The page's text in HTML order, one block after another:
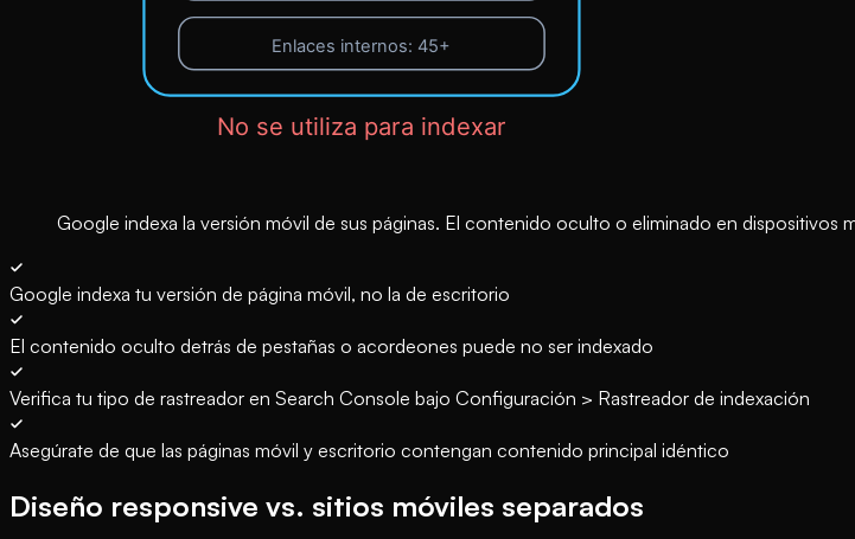
Google indexa la versión móvil de sus páginas. El contenido oculto o eliminado en dispositivos
Google indexa tu versión de página móvil, no la de escritorio
El contenido oculto detrás de pestañas o acordeones puede no ser indexado
Verifica tu tipo de rastreador en Search Console bajo Configuración > Rastreador de indexación
Asegúrate de que las páginas móvil y escritorio contengan contenido principal idéntico
Diseño responsive vs. sitios móviles separados